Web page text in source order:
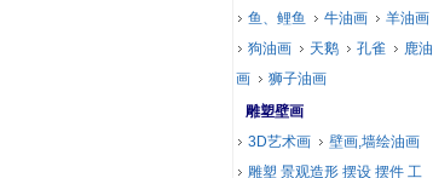
鱼、鲤鱼
牛油画
羊油画
狗油画
天鹅 孔雀
鹿油
画
狮子油画
雕塑壁画
3D艺术画
壁画,墙绘油画
雕塑 景观造形 摆设 摆件 工